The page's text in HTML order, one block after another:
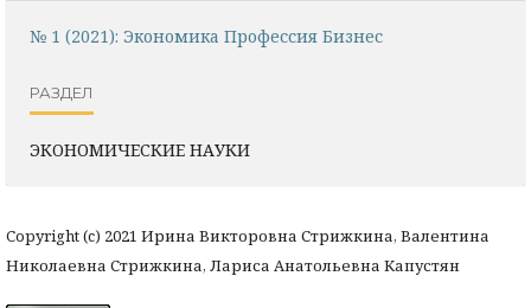
№ 1 (2021): Экономика Профессия Бизнес
РАЗДЕЛ
ЭКОНОМИЧЕСКИЕ НАУКИ
Copyright (c) 2021 Ирина Викторовна Стрижкина, Валентина
Николаевна Стрижкина, Лариса Анатольевна Капустян